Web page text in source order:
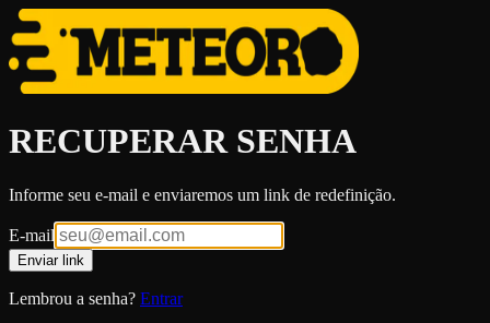
RECUPERAR SENHA
Informe seu e-mail e enviaremos um link de redefinição.
E-mail
Enviar link
Lembrou a senha? Entrar